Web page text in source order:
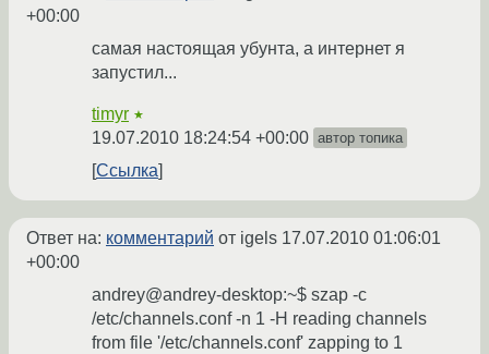
+00:00
самая настоящая убунта, а интернет я
запустил...
timyr ★
19.07.2010 18:24:54 +00:00 автор топика
Ссылка
Ответ на: комментарий от igels 17.07.2010 01:06:01
+00:00
andrey@andrey-desktop:~$ szap -c
/etc/channels.conf -n 1 -H reading channels
from file '/etc/channels.conf' zapping to 1